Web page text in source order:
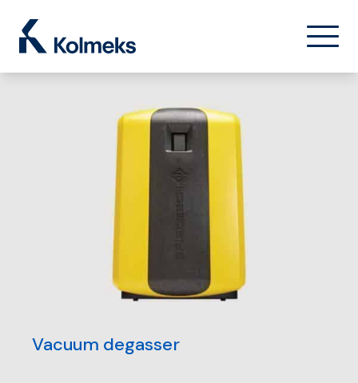
菜单
关闭
Vacuum degasser